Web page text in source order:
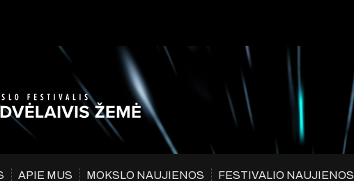
APIE MUS MOKSLO NAUJIENOS FESTIVALIO NAUJIENOS